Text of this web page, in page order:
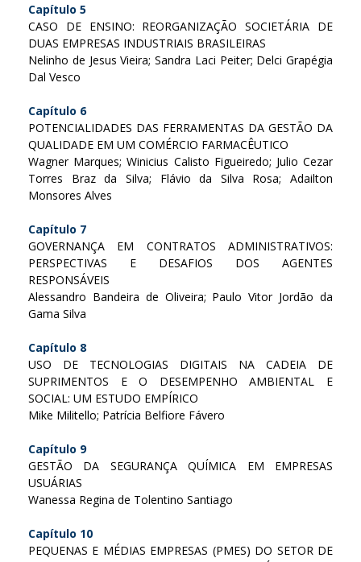
Capítulo 5
CASO DE ENSINO: REORGANIZAÇÃO SOCIETÁRIA DE
DUAS EMPRESAS INDUSTRIAIS BRASILEIRAS
Nelinho de Jesus Vieira; Sandra Laci Peiter; Delci Grapégia
Dal Vesco
Capítulo 6
POTENCIALIDADES DAS FERRAMENTAS DA GESTÃO DA
QUALIDADE EM UM COMÉRCIO FARMACÊUTICO
Wagner Marques; Winicius Calisto Figueiredo; Julio Cezar
Torres Braz da Silva; Flávio da Silva Rosa; Adailton
Monsores Alves
Capítulo 7
GOVERNANÇA EM CONTRATOS ADMINISTRATIVOS:
PERSPECTIVAS E DESAFIOS DOS AGENTES
RESPONSÁVEIS
Alessandro Bandeira de Oliveira; Paulo Vitor Jordão da
Gama Silva
Capítulo 8
USO DE TECNOLOGIAS DIGITAIS NA CADEIA DE
SUPRIMENTOS E O DESEMPENHO AMBIENTAL E
SOCIAL: UM ESTUDO EMPÍRICO
Mike Militello; Patrícia Belfiore Fávero
Capítulo 9
GESTÃO DA SEGURANÇA QUÍMICA EM EMPRESAS
USUÁRIAS
Wanessa Regina de Tolentino Santiago
Capítulo 10
PEQUENAS E MÉDIAS EMPRESAS (PMES) DO SETOR DE